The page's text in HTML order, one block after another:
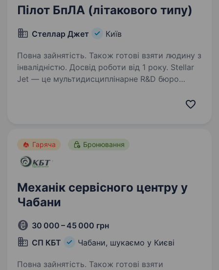
Пілот БпЛА (літакового типу)
Стеллар Джет Київ
Повна зайнятість. Також готові взяти людину з
інвалідністю. Досвід роботи від 1 року. Stellar
Jet — це мультидисциплінарне R&D бюро
ми в пошуку Пілота-тестувальника…
Гаряча Бронювання
Механік сервісного центру у
Чабани
30 000 – 45 000 грн
СП КБТ
Чабани, шукаємо у Києві
Повна зайнятість. Також готові взяти